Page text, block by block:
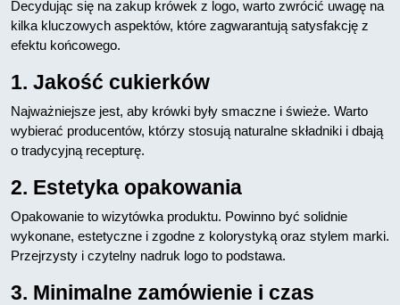
Decydując się na zakup krówek z logo, warto zwrócić uwagę na
kilka kluczowych aspektów, które zagwarantują satysfakcję z
efektu końcowego.
1. Jakość cukierków
Najważniejsze jest, aby krówki były smaczne i świeże. Warto
wybierać producentów, którzy stosują naturalne składniki i dbają
o tradycyjną recepturę.
2. Estetyka opakowania
Opakowanie to wizytówka produktu. Powinno być solidnie
wykonane, estetyczne i zgodne z kolorystyką oraz stylem marki.
Przejrzysty i czytelny nadruk logo to podstawa.
3. Minimalne zamówienie i czas